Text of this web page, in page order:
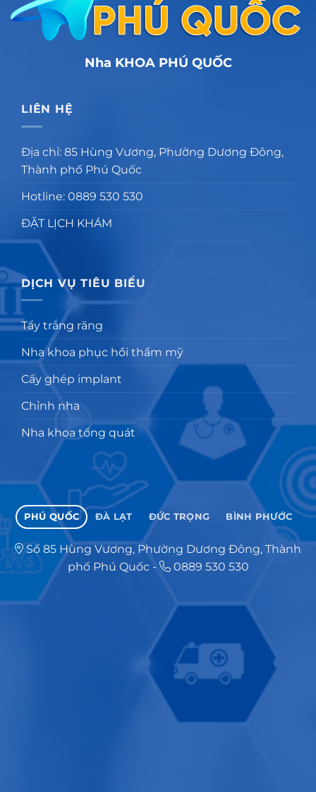
Nha KHOA PHÚ QUỐC
LIÊN HỆ
Địa chỉ: 85 Hùng Vương, Phường Dương Đông,
Thành phố Phú Quốc
Hotline: 0889 530 530
ĐẶT LỊCH KHÁM
DỊCH VỤ TIÊU BIỂU
Tẩy trắng răng
Nha khoa phục hồi thẩm mỹ
Cấy ghép implant
Chỉnh nha
Nha khoa tổng quát
PHÚ QUỐC ĐÀ LẠT ĐỨC TRỌNG BÌNH PHƯỚC
Số 85 Hùng Vương, Phường Dương Đông, Thành
phố Phú Quốc- 0889 530 530